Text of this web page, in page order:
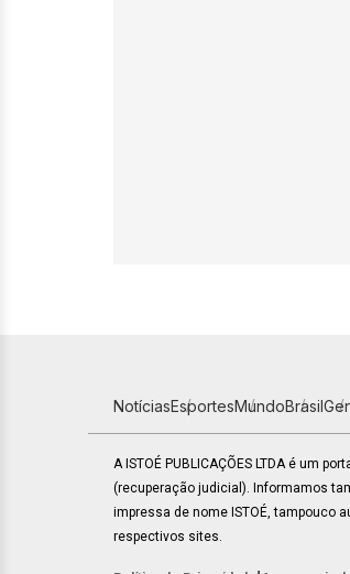
NotíciasEsportesMundoBrasil
A ISTOÉ PUBLICAÇÕES LTDA é um
(recuperação judicial). Informamos
impressa de nome ISTOÉ, tampouco
respectivos sites.